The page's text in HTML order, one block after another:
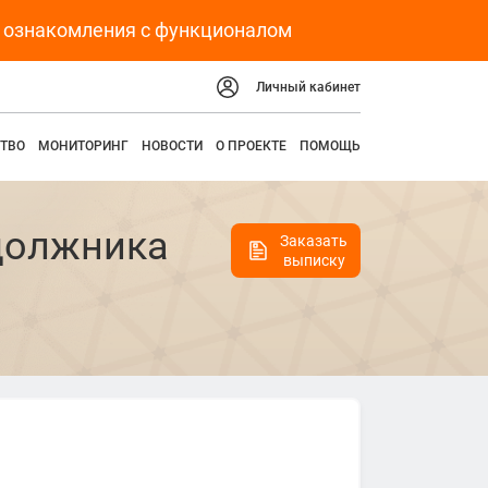
с функционалом
Личный кабинет
МОНИТОРИНГ НОВОСТИ О ПРОЕКТЕ ПОМОЩЬ
Заказать
выписку